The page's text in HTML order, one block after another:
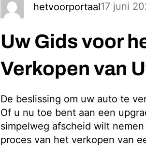
hetvoorportaal17 juni
Uw Gids voor
Verkopen van
De beslissing om uw auto te
Of u nu toe bent aan een
simpelweg afscheid wilt
proces van het verkopen van